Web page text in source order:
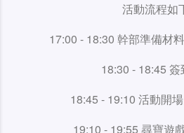
活動流程如
17:00 - 18:30 幹部準備材
18:30 - 18:45 簽
18:45 - 19:10 活動開
19:10 - 19:55 尋寶遊